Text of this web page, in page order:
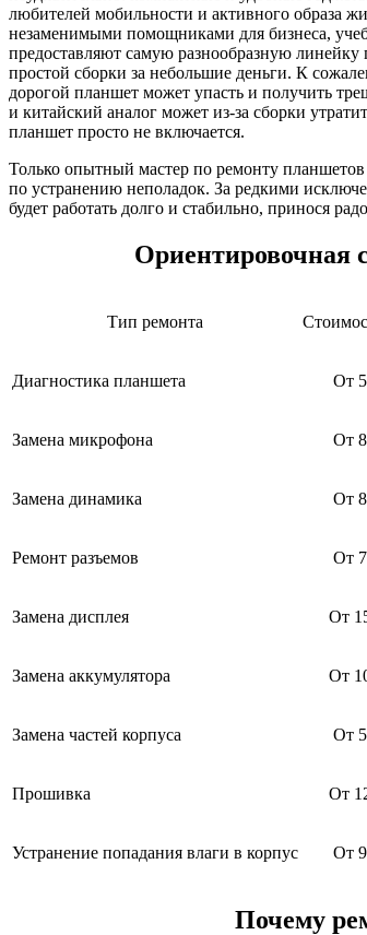
любителей мобильности и активного образа
незаменимыми помощниками для бизнеса,
предоставляют самую разнообразную
простой сборки за небольшие деньги. К
дорогой планшет может упасть и получить
и китайский аналог может из-за сборки
планшет просто не включается.
Только опытный мастер по ремонту
по устранению неполадок. За редкими
будет работать долго и стабильно, принося
Ориентировочная
Тип ремонта
Диагностика планшета От
Замена микрофона От
Замена динамика От
Ремонт разъемов От
Замена дисплея От
Замена аккумулятора От
Замена частей корпуса От
Прошивка От
Устранение попадания влаги в корпус От
Почему